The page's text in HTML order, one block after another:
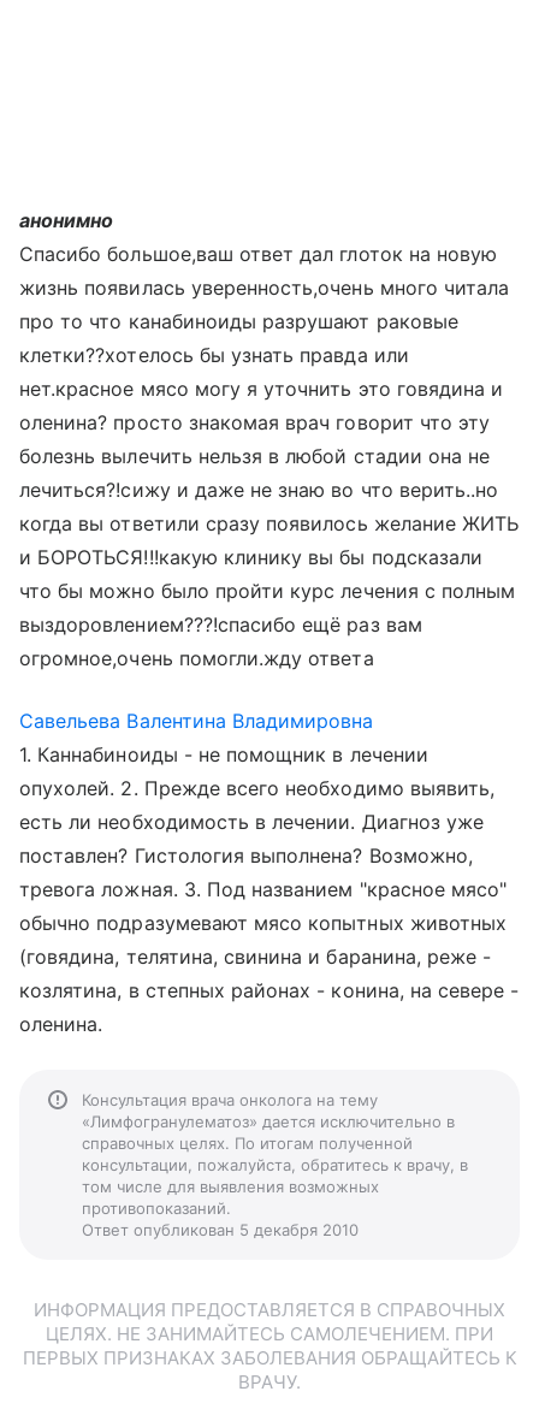
анонимно
Спасибо большое,ваш ответ дал глоток на новую
жизнь появилась уверенность,очень много читала
про то что канабиноиды разрушают раковые
клетки??хотелось бы узнать правда или
нет.красное мясо могу я уточнить это говядина и
оленина? просто знакомая врач говорит что эту
болезнь вылечить нельзя в любой стадии она не
лечиться?!сижу и даже не знаю во что верить..но
когда вы ответили сразу появилось желание ЖИТЬ
и БОРОТЬСЯ!!!какую клинику вы бы подсказали
что бы можно было пройти курс лечения с полным
выздоровлением???!спасибо ещё раз вам
огромное,очень помогли.жду ответа
Савельева Валентина Владимировна
1. Каннабиноиды - не помощник в лечении
опухолей. 2. Прежде всего необходимо выявить,
есть ли необходимость в лечении. Диагноз уже
поставлен? Гистология выполнена? Возможно,
тревога ложная. 3. Под названием "красное мясо"
обычно подразумевают мясо копытных животных
(говядина, телятина, свинина и баранина, реже -
козлятина, в степных районах - конина, на севере -
оленина.
Консультация врача онколога на тему
«Лимфогранулематоз» дается исключительно в
справочных целях. По итогам полученной
консультации, пожалуйста, обратитесь к врачу, в
том числе для выявления возможных
противопоказаний.
Ответ опубликован 5 декабря 2010
ИНФОРМАЦИЯ ПРЕДОСТАВЛЯЕТСЯ В СПРАВОЧНЫХ
ЦЕЛЯХ. НЕ ЗАНИМАЙТЕСЬ САМОЛЕЧЕНИЕМ. ПРИ
ПЕРВЫХ ПРИЗНАКАХ ЗАБОЛЕВАНИЯ ОБРАЩАЙТЕСЬ К
ВРАЧУ.